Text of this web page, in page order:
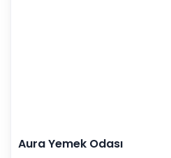
Aura Yemek Odası